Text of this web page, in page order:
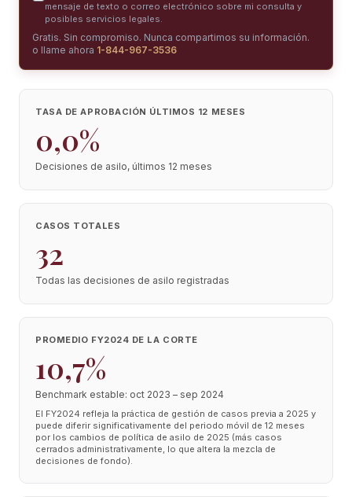
mensaje de texto o correo electrónico sobre mi consulta y
posibles servicios legales.
Gratis. Sin compromiso. Nunca compartimos su información.
o llame ahora 1-844-967-3536
TASA DE APROBACIÓN ÚLTIMOS 12 MESES
0,0%
Decisiones de asilo, últimos 12 meses
CASOS TOTALES
32
Todas las decisiones de asilo registradas
PROMEDIO FY2024 DE LA CORTE
10,7%
Benchmark estable: oct 2023 – sep 2024
El FY2024 refleja la práctica de gestión de casos previa a 2025 y
puede diferir significativamente del periodo móvil de 12 meses
por los cambios de política de asilo de 2025 (más casos
cerrados administrativamente, lo que altera la mezcla de
decisiones de fondo).